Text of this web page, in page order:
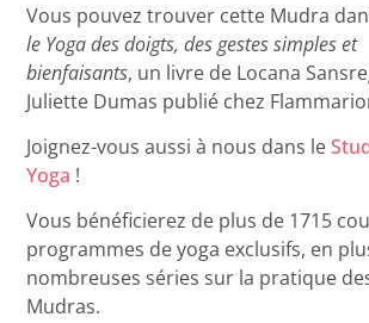
Vous pouvez trouver cette Mudra
le Yoga des doigts, des gestes simples et
bienfaisants, un livre de Locana
Juliette Dumas publié chez
Joignez-vous aussi à nous dans le
Yoga !
Vous bénéficierez de plus de 1715
programmes de yoga exclusifs, en
nombreuses séries sur la pratique
Mudras.